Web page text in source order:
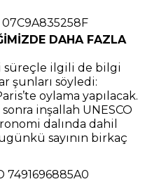
DAHA FAZLA
süreçle ilgili de bilgi
şunları söyledi:
oylama yapılacak.
inşallah UNESCO
dalında dahil
sayının birkaç